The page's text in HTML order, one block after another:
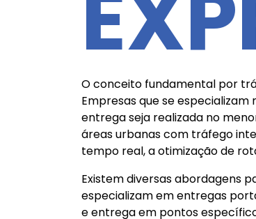
O conceito fundamental por
Empresas que se
entrega seja realizada no
áreas urbanas com tráfego
tempo real, a otimização de
Existem diversas abordagens
especializam em entregas
e entrega em pontos